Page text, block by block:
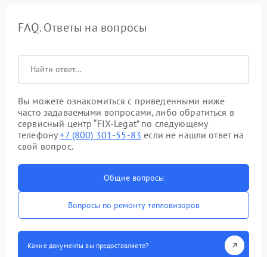
FAQ. Ответы на вопросы
Вы можете ознакомиться с приведенными ниже
часто задаваемыми вопросами, либо обратиться в
сервисный центр “FIX-Legat” по следующему
телефону+7 (800) 301-55-83 если не нашли ответ на
свой вопрос.
Общие вопросы
Вопросы по ремонту тепловизоров
Какие документы вы предоставляете?